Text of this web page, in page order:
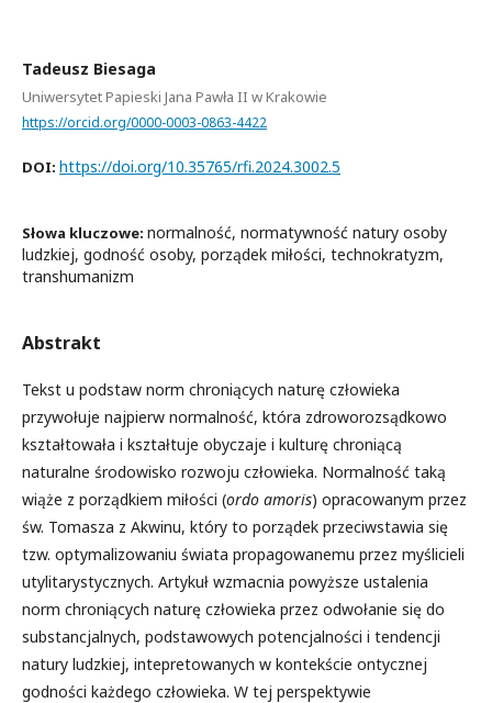
Tadeusz Biesaga
Uniwersytet Papieski Jana Pawła II w Krakowie
https://orcid.org/0000-0003-0863-4422
DOI: https://doi.org/10.35765/rfi.2024.3002.5
Słowa kluczowe: normalność, normatywność natury osoby
ludzkiej, godność osoby, porządek miłości, technokratyzm,
transhumanizm
Abstrakt
Tekst u podstaw norm chroniących naturę człowieka
przywołuje najpierw normalność, która zdroworozsądkowo
kształtowała i kształtuje obyczaje i kulturę chroniącą
naturalne środowisko rozwoju człowieka. Normalność taką
wiąże z porządkiem miłości (ordo amoris) opracowanym przez
św. Tomasza z Akwinu, który to porządek przeciwstawia się
tzw. optymalizowaniu świata propagowanemu przez myślicieli
utylitarystycznych. Artykuł wzmacnia powyższe ustalenia
norm chroniących naturę człowieka przez odwołanie się do
substancjalnych, podstawowych potencjalności i tendencji
natury ludzkiej, intepretowanych w kontekście ontycznej
godności każdego człowieka. W tej perspektywie